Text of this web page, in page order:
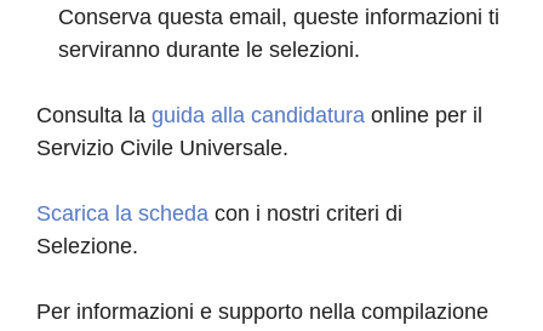
Conserva questa email, queste informazioni ti
serviranno durante le selezioni.
Consulta la guida alla candidatura online per il
Servizio Civile Universale.
Scarica la scheda con i nostri criteri di
Selezione.
Per informazioni e supporto nella compilazione